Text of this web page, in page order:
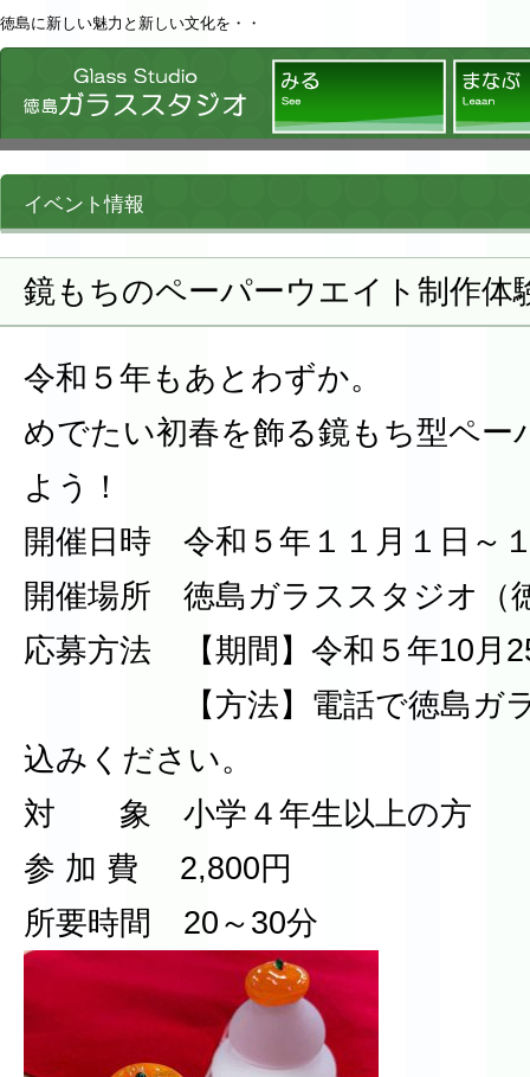
徳島に新しい魅力と新しい文化を・・
徳島ガラススタジオ
みる
イベント情報
鏡もちのペーパーウエイト制作体
令和５年もあとわずか。
めでたい初春を飾る鏡もち型ペ
よう！
開催日時 令和５年１１月１日～
開催場所 徳島ガラススタジオ（
応募方法 【期間】令和５年10月
【方法】電話で徳島ガラス
込みください。
対 象 小学４年生以上の方
参 加 費 2,800円
所要時間 20～30分